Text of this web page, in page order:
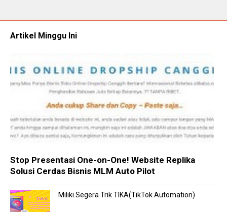
Artikel Minggu Ini
Stop Presentasi One-on-One! Website Replika
Solusi Cerdas Bisnis MLM Auto Pilot
Miliki Segera Trik TIKA(TikTok Automation)